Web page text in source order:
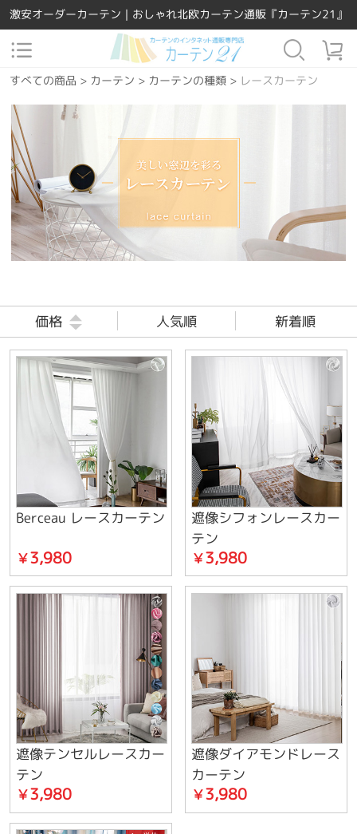
激安オーダーカーテン｜おしゃれ北欧カーテン通販『カーテン21』
すべての商品 > カーテン > カーテンの種類> レースカーテン
価格 人気順 新着順
Berceau レースカーテン
￥3,980
遮像シフォンレースカー
テン
￥3,980
遮像テンセルレースカー
テン
￥3,980
遮像ダイアモンドレース
カーテン
￥3,980